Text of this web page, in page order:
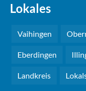
Lokales
Vaihingen
Eberdingen
Landkreis